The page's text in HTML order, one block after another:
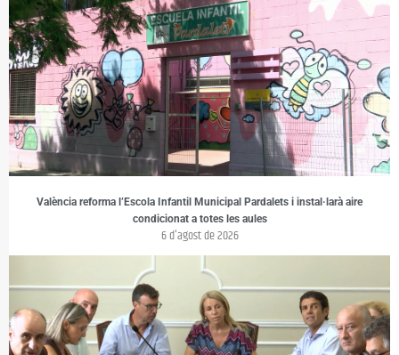
València reforma l’Escola Infantil Municipal Pardalets i instal·larà aire
condicionat a totes les aules
6 d'agost de 2026